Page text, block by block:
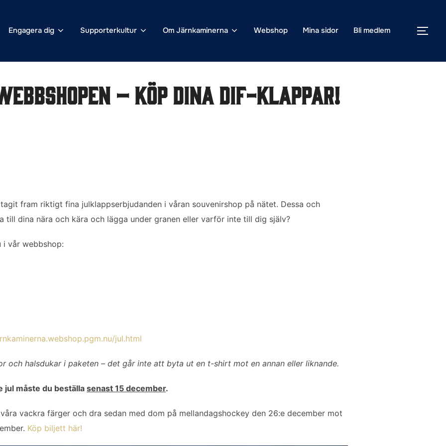
Engagera dig Supporterkultur Om Järnkaminerna Webshop Mina sidor Bli medlem SLÅ
– köp dina DIF-klappar!
fram riktigt fina julklappserbjudanden i våran souvenirshop på nätet. Dessa och
till dina nära och kära och lägga under granen eller varför inte till dig själv?
i vår webbshop:
jul.html
och halsdukar i paketen – det går inte att byta ut en t-shirt mot en annan eller liknande.
jul måste du beställa senast 15 december.
vackra färger och dra sedan med dom på mellandagshockey den 26:e december mot
Köp biljett här!